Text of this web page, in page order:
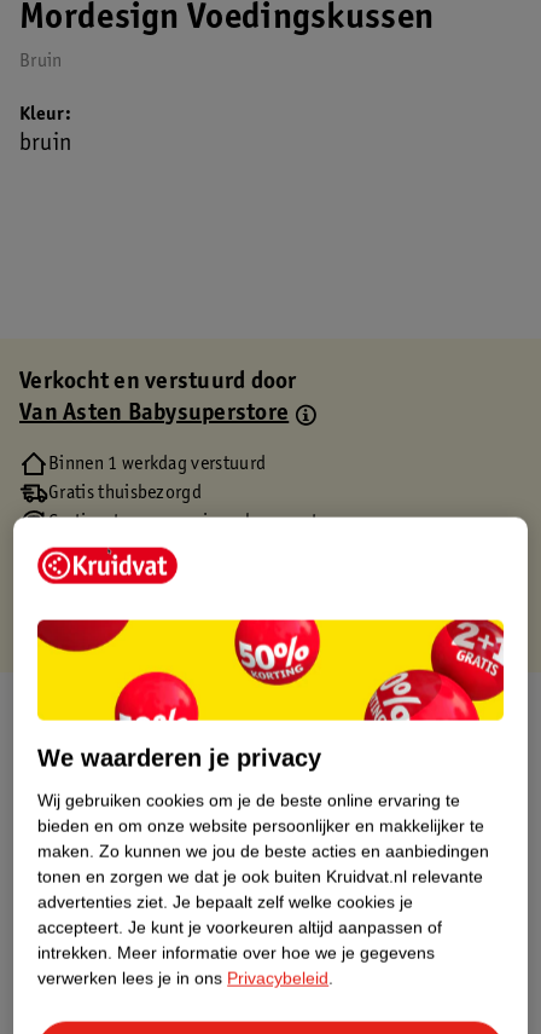
Mordesign Voedingskussen
Bruin
Kleur
bruin
Verkocht en verstuurd door
Van Asten Babysuperstore
Binnen 1 werkdag verstuurd
Gratis thuisbezorgd
Gratis retourneren via verkooppartner.
Gratis punten met je Kruidvat kaart
Over dit product
Productinformatie
Etiketinformatie
Nature Impact Score
Dit product heeft (nog) geen Nature
Impact Score.
We waarderen je privacy
Wij gebruiken cookies om je de beste online ervaring te
bieden en om onze website persoonlijker en makkelijker te
maken. Zo kunnen we jou de beste acties en aanbiedingen
tonen en zorgen we dat je ook buiten Kruidvat.nl relevante
advertenties ziet. Je bepaalt zelf welke cookies je
accepteert. Je kunt je voorkeuren altijd aanpassen of
intrekken. Meer informatie over hoe we je gegevens
verwerken lees je in ons Privacybeleid.